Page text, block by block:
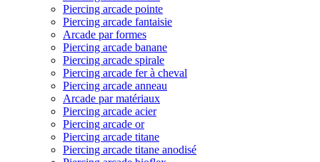
Piercing arcade pointe
Piercing arcade fantaisie
Arcade par formes
Piercing arcade banane
Piercing arcade spirale
Piercing arcade fer à cheval
Piercing arcade anneau
Arcade par matériaux
Piercing arcade acier
Piercing arcade or
Piercing arcade titane
Piercing arcade titane anodisé